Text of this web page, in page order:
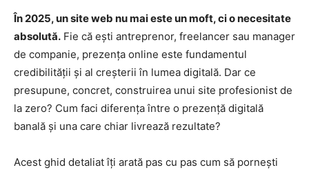
În 2025, un site web nu mai este un moft, ci o necesitate
absolută. Fie că ești antreprenor, freelancer sau manager
de companie, prezența online este fundamentul
credibilității și al creșterii în lumea digitală. Dar ce
presupune, concret, construirea unui site profesionist de
la zero? Cum faci diferența între o prezență digitală
banală și una care chiar livrează rezultate?
Acest ghid detaliat îți arată pas cu pas cum să pornești